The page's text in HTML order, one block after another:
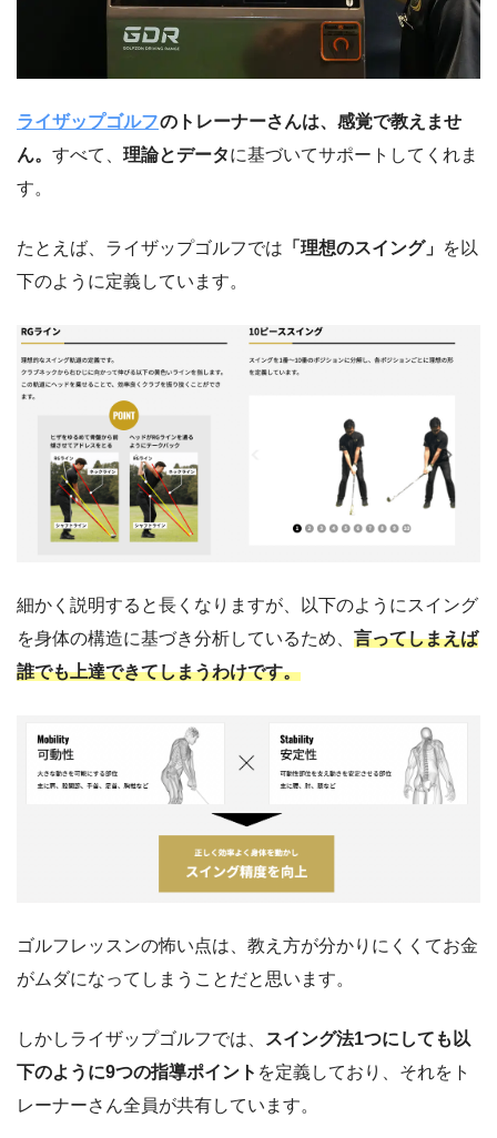
ライザップゴルフのトレーナーさんは、感覚で教えませ
ん。 すべて、 理論とデータに基づいてサポートしてくれま
す。
たとえば、ライザップゴルフでは 「理想のスイング」 を以
下のように定義しています。
細かく説明すると長くなりますが、以下のようにスイング
を身体の構造に基づき分析しているため、 言ってしまえば
誰でも上達できてしまうわけです。
ゴルフレッスンの怖い点は、教え方が分かりにくくてお金
がムダになってしまうことだと思います。
しかしライザップゴルフでは、
スイング法1つにしても以
下のように9つの指導ポイント を定義しており、それをト
レーナーさん全員が共有しています。